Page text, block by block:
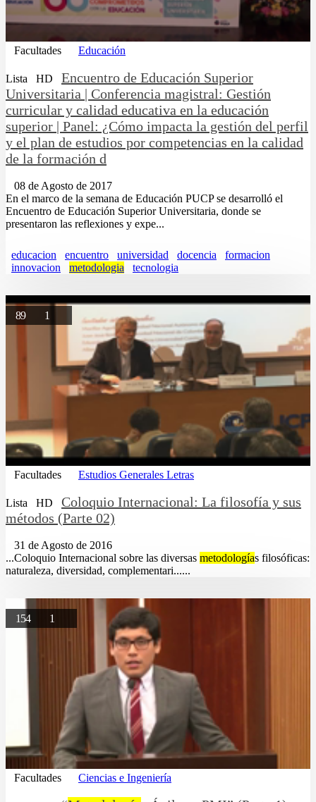
Facultades Educación
Lista HD
Encuentro de Educación Superior
Universitaria | Conferencia magistral: Gestión
curricular y calidad educativa en la educación
superior | Panel: ¿Cómo impacta la gestión del perfil
y el plan de estudios por competencias en la calidad
de la formación d
08 de Agosto de 2017
En el marco de la semana de Educación PUCP se desarrolló el
Encuentro de Educación Superior Universitaria, donde se
presentaron las reflexiones y expe...
educacion encuentro universidad docencia
formacion
innovacion
metodologia tecnologia
89 1
Facultades Estudios Generales Letras
Lista HD
Coloquio Internacional: La filosofía y sus
métodos (Parte 02)
31 de Agosto de 2016
...Coloquio Internacional sobre las diversas metodologías filosóficas:
naturaleza, diversidad, complementari......
154 1
Facultades Ciencias e Ingeniería